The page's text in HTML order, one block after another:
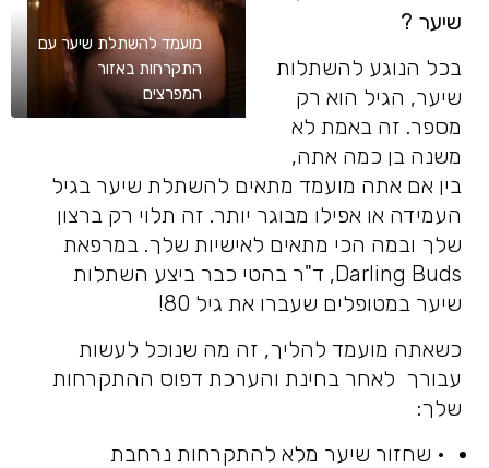
מועמד להשתלת שיער עם
התקרחות באזור
המפרצים
שיער ?
בכל הנוגע להשתלות
שיער, הגיל הוא רק
מספר. זה באמת לא
משנה בן כמה אתה,
בין אם אתה מועמד מתאים להשתלת שיער בגיל
העמידה או אפילו מבוגר יותר. זה תלוי רק ברצון
שלך ובמה הכי מתאים לאישיות שלך. במרפאת
Darling Buds, ד"ר בהטי כבר ביצע השתלות
שיער במטופלים שעברו את גיל 80!
כשאתה מועמד להליך, זה מה שנוכל לעשות
עבורך לאחר בחינת והערכת דפוס ההתקרחות
שלך:
• שחזור שיער מלא להתקרחות נרחבת